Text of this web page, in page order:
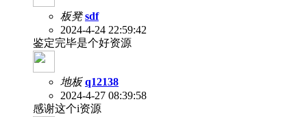
板凳 sdf
2024-4-24 22:59:42
鉴定完毕是个好资源
地板 q12138
2024-4-27 08:39:58
感谢这个i资源